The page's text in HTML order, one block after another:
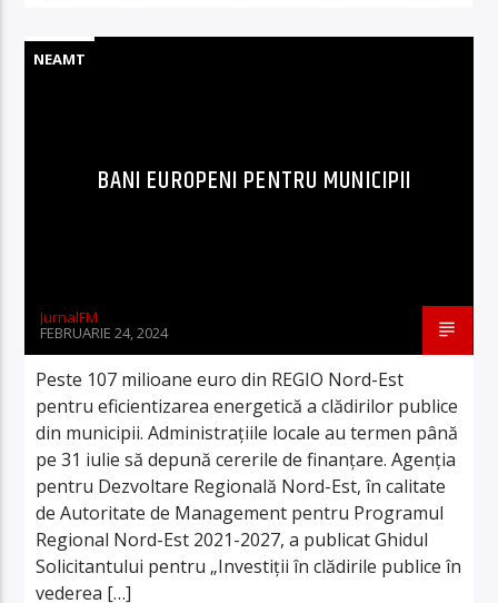
NEAMT
BANI EUROPENI PENTRU MUNICIPII
JurnalFM
FEBRUARIE 24, 2024
Peste 107 milioane euro din REGIO Nord-Est
pentru eficientizarea energetică a clădirilor publice
din municipii. Administrațiile locale au termen până
pe 31 iulie să depună cererile de finanțare. Agenția
pentru Dezvoltare Regională Nord-Est, în calitate
de Autoritate de Management pentru Programul
Regional Nord-Est 2021-2027, a publicat Ghidul
Solicitantului pentru „Investiții în clădirile publice în
vederea […]